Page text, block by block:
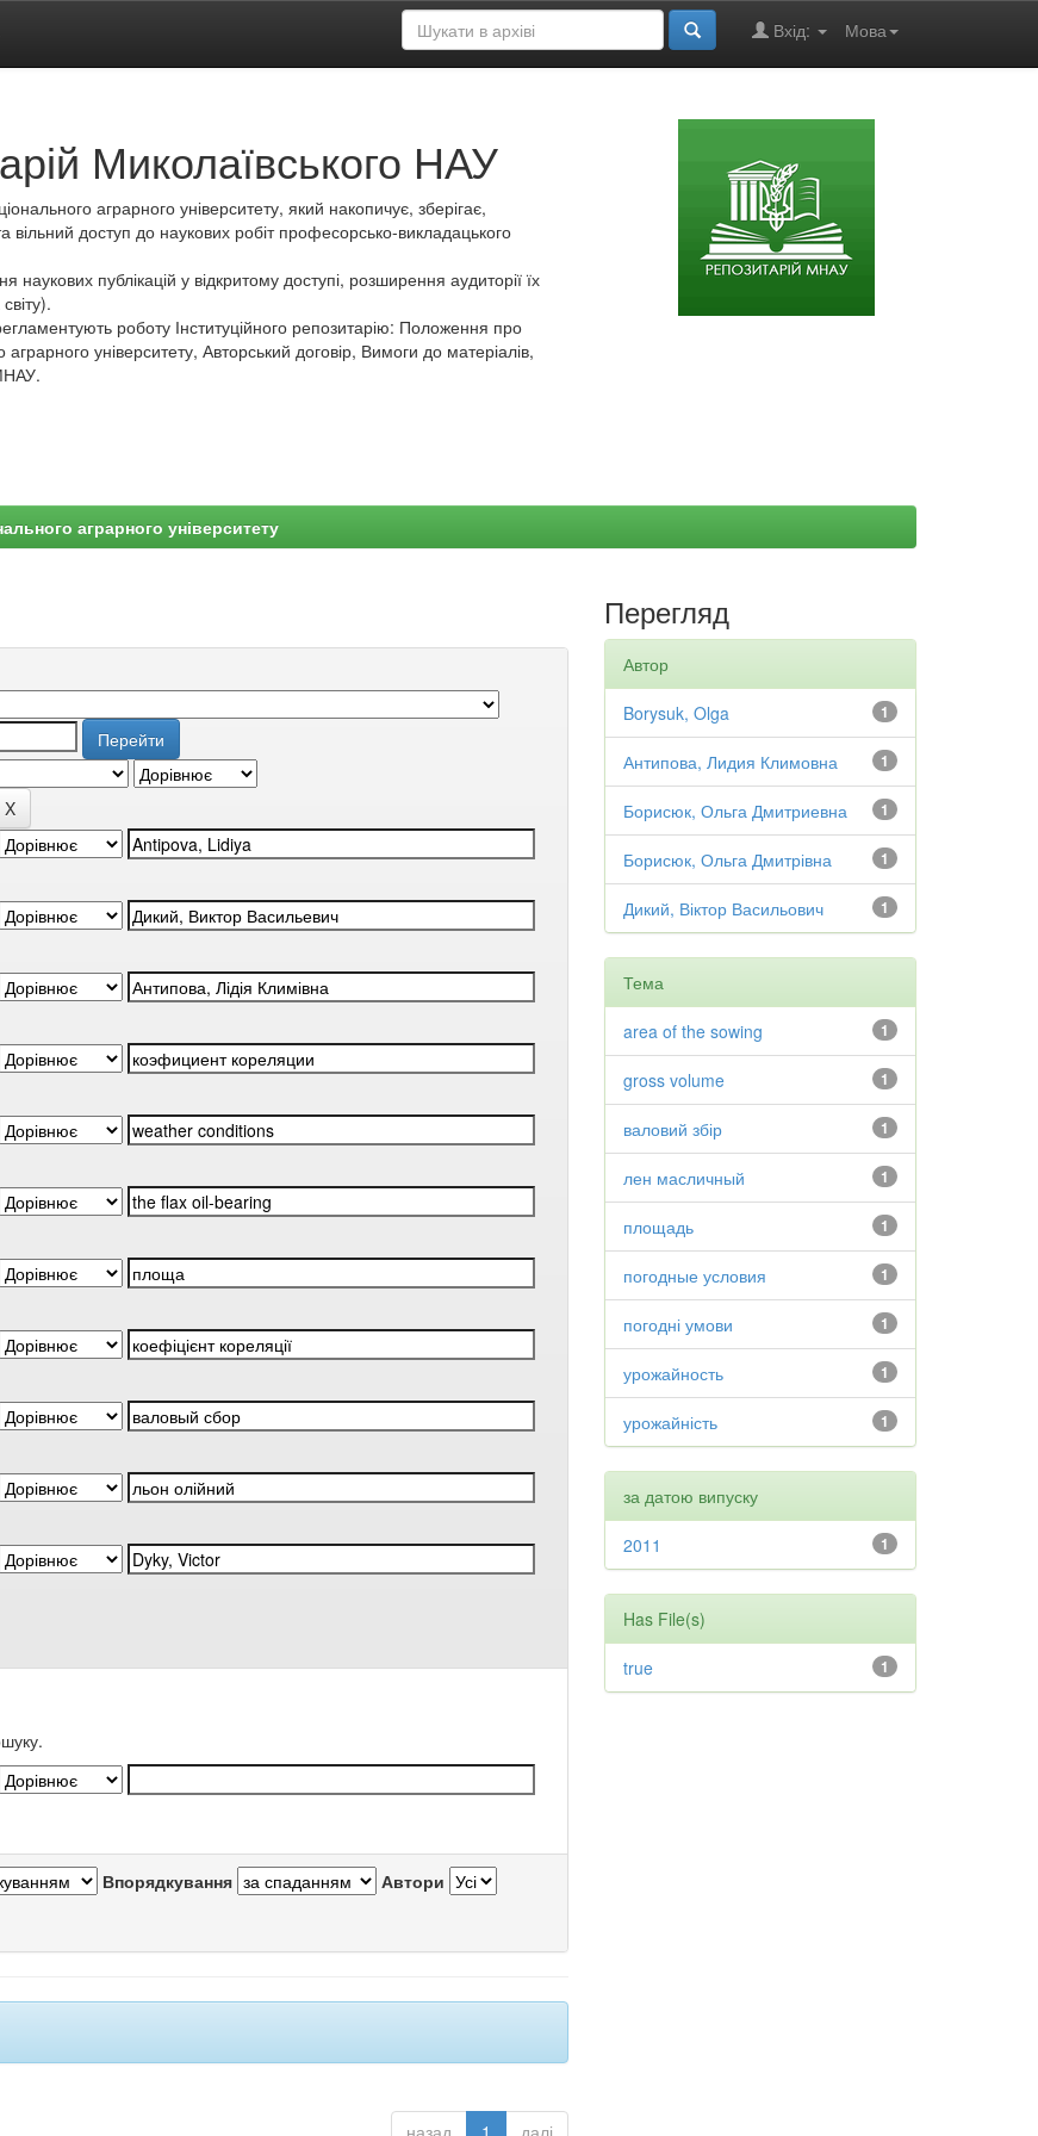
Мова
Вхід:
Миколаївського НАУ
аграрного університету, який накопичує, зберігає,
доступ до наукових робіт професорсько-викладацького
публікацій у відкритому доступі, розширення аудиторії їх
роботу Інституційного репозитарію: Положення про
університету, Авторський договір, Вимоги до матеріалів,
аграрного університету
Впорядкування Автори
назад 1 далі
Перегляд
Автор
1
Borysuk, Olga
1
Антипова, Лидия Климовна
1
Борисюк, Ольга Дмитриевна
1
Борисюк, Ольга Дмитрівна
1
Дикий, Віктор Васильович
Тема
1
area of the sowing
1
gross volume
1
валовий збір
1
лен масличный
1
площадь
1
погодные условия
1
погодні умови
1
урожайность
1
урожайність
за датою випуску
1
2011
Has File(s)
1
true